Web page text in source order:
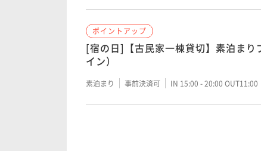
ポイントアップ
[宿の日]【古民家一棟貸切】素泊まり
イン）
素泊まり 事前決済可 IN 15:00 - 20:00 OUT11:00
[宿の日]【夕朝食セルフ】山梨の旬